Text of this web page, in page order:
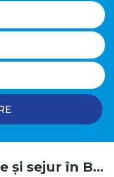
Bilete de avion ieftine și sejur în Barcelona